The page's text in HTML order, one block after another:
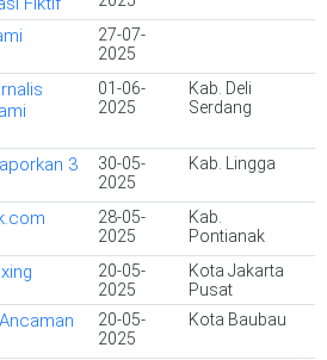
27-07-
2025
01-06-
2025
Kab. Deli
Serdang
3
30-05-
2025
Kab. Lingga
28-05-
2025
Kab.
Pontianak
20-05-
2025
Kota Jakarta
Pusat
20-05-
2025
Kota Baubau